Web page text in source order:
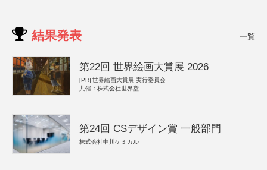
結果発表 一覧
第22回 世界絵画大賞展 2026
[PR] 世界絵画大賞展 実行委員会
共催：株式会社世界堂
第24回 CSデザイン賞 一般部門
株式会社中川ケミカル